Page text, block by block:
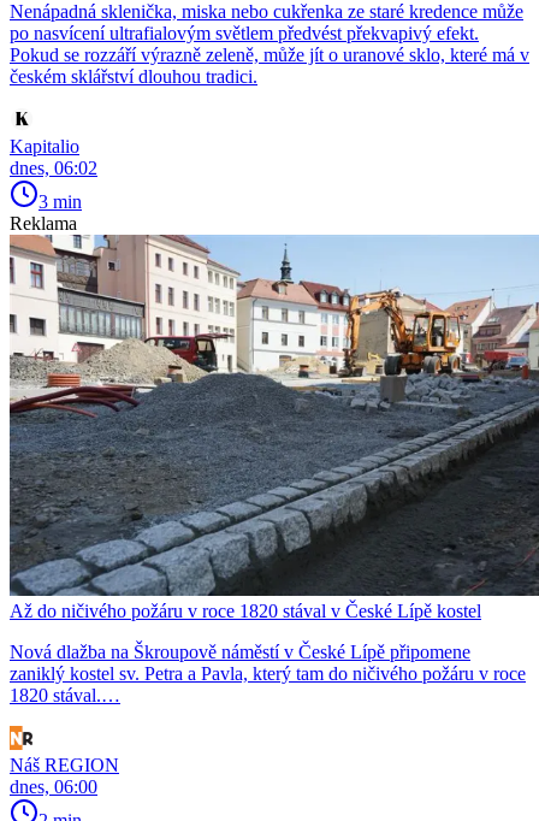
Nenápadná sklenička, miska nebo cukřenka ze staré kredence může
po nasvícení ultrafialovým světlem předvést překvapivý efekt.
Pokud se rozzáří výrazně zeleně, může jít o uranové sklo, které má v
českém sklářství dlouhou tradici.
Kapitalio
dnes, 06:02
3 min
Reklama
Až do ničivého požáru v roce 1820 stával v České Lípě kostel
Nová dlažba na Škroupově náměstí v České Lípě připomene
zaniklý kostel sv. Petra a Pavla, který tam do ničivého požáru v roce
1820 stával.…
Náš REGION
dnes, 06:00